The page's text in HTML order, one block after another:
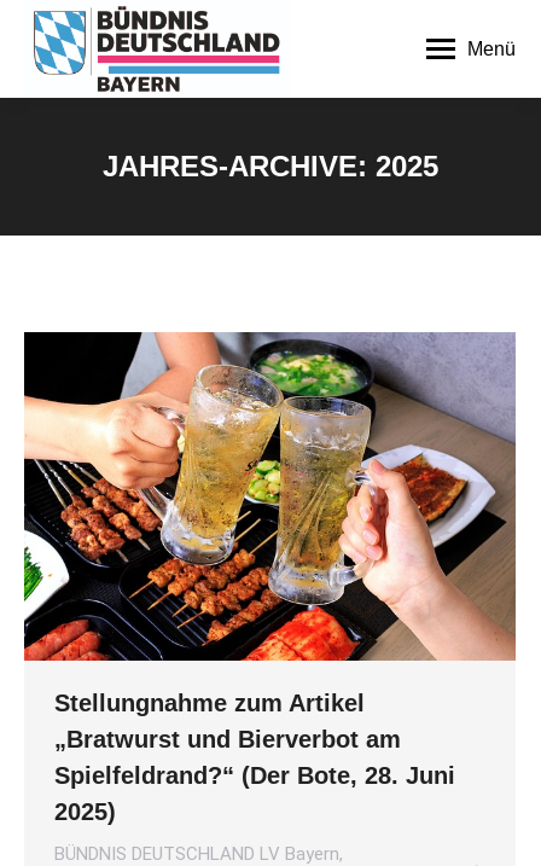
Menü
JAHRES-ARCHIVE: 2025
Stellungnahme zum Artikel
„Bratwurst und Bierverbot am
Spielfeldrand?“ (Der Bote, 28. Juni
2025)
BÜNDNIS DEUTSCHLAND LV Bayern,